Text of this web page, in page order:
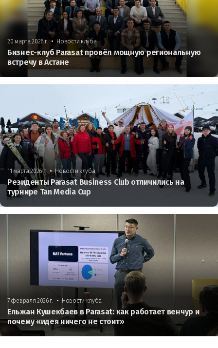
20 марта 2026 г. • Новости клуба
Бизнес-клуб Parasat провёл мощную региональную
встречу в Астане
11 марта 2026 г. • Новости клуба
Резиденты Parasat Business Club отличились на
турнире Tan Media Cup
7 февраля 2026 г. • Новости клуба
Ельжан Кушекбаев в Parasat: как работает венчур и
почему «идея ничего не стоит»